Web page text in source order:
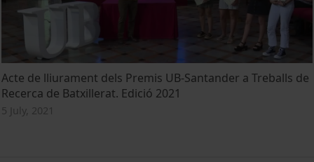
Acte de lliurament dels Premis UB-Santander a Treballs de
Recerca de Batxillerat. Edició 2021
5 July, 2021